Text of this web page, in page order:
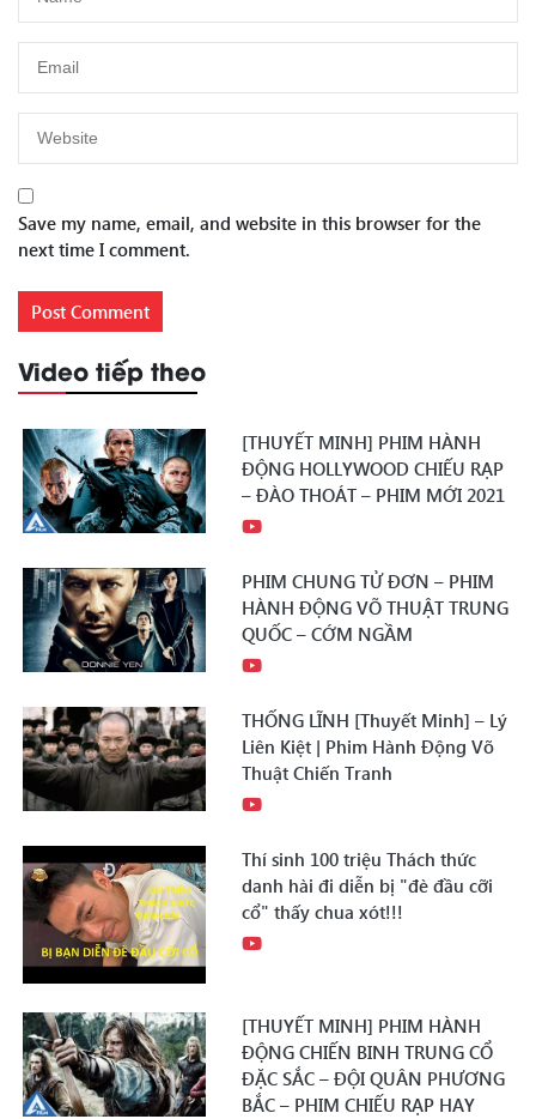
Save my name, email, and website in this browser for the
next time I comment.
Video tiếp theo
[THUYẾT MINH] PHIM HÀNH
ĐỘNG HOLLYWOOD CHIẾU RẠP
– ĐÀO THOÁT – PHIM MỚI 2021
PHIM CHUNG TỬ ĐƠN – PHIM
HÀNH ĐỘNG VÕ THUẬT TRUNG
QUỐC – CỚM NGẦM
THỐNG LĨNH [Thuyết Minh] – Lý
Liên Kiệt | Phim Hành Động Võ
Thuật Chiến Tranh
Thí sinh 100 triệu Thách thức
danh hài đi diễn bị "đè đầu cỡi
cổ" thấy chua xót!!!
[THUYẾT MINH] PHIM HÀNH
ĐỘNG CHIẾN BINH TRUNG CỔ
ĐẶC SẮC – ĐỘI QUÂN PHƯƠNG
BẮC – PHIM CHIẾU RẠP HAY